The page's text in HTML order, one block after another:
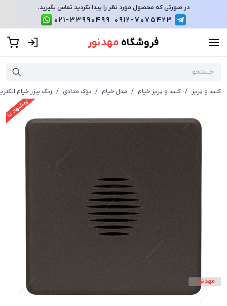
در صورتی که محصول مورد نظر را پیدا نکردید تماس بگیرید.
0912-7075423
021-33990499
فروشگاه مهد نور
کلید و پریز / کلید و پریز خیام / مدل خیام / نوک مدادی / زنگ بیزر خیام
پیشنهاد ما